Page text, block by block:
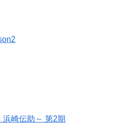
崎伝助～ 第2期